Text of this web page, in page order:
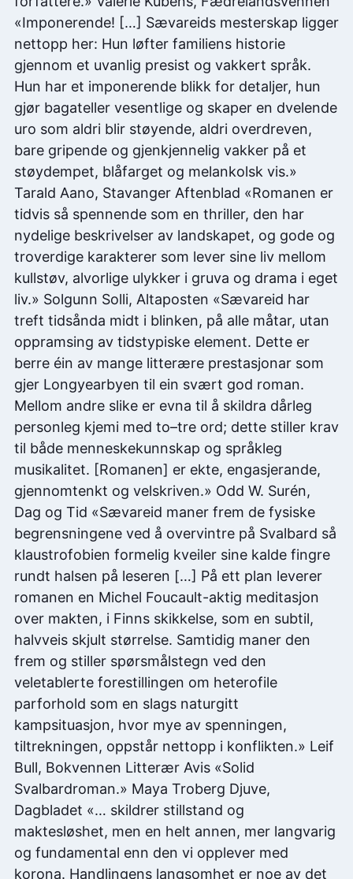
«Imponerende! […] Sævareids mesterskap ligger
nettopp her: Hun løfter familiens historie
gjennom et uvanlig presist og vakkert språk.
Hun har et imponerende blikk for detaljer, hun
gjør bagateller vesentlige og skaper en dvelende
uro som aldri blir støyende, aldri overdreven,
bare gripende og gjenkjennelig vakker på et
støydempet, blåfarget og melankolsk vis.»
Tarald Aano, Stavanger Aftenblad «Romanen er
tidvis så spennende som en thriller, den har
nydelige beskrivelser av landskapet, og gode og
troverdige karakterer som lever sine liv mellom
kullstøv, alvorlige ulykker i gruva og drama i eget
liv.» Solgunn Solli, Altaposten «Sævareid har
treft tidsånda midt i blinken, på alle måtar, utan
oppramsing av tidstypiske element. Dette er
berre éin av mange litterære prestasjonar som
gjer Longyearbyen til ein svært god roman.
Mellom andre slike er evna til å skildra dårleg
personleg kjemi med to–tre ord; dette stiller krav
til både menneskekunnskap og språkleg
musikalitet. [Romanen] er ekte, engasjerande,
gjennomtenkt og velskriven.» Odd W. Surén,
Dag og Tid «Sævareid maner frem de fysiske
begrensningene ved å overvintre på Svalbard så
klaustrofobien formelig kveiler sine kalde fingre
rundt halsen på leseren […] På ett plan leverer
romanen en Michel Foucault-aktig meditasjon
over makten, i Finns skikkelse, som en subtil,
halvveis skjult størrelse. Samtidig maner den
frem og stiller spørsmålstegn ved den
veletablerte forestillingen om heterofile
parforhold som en slags naturgitt
kampsituasjon, hvor mye av spenningen,
tiltrekningen, oppstår nettopp i konflikten.» Leif
Bull, Bokvennen Litterær Avis «Solid
Svalbardroman.» Maya Troberg Djuve,
Dagbladet «… skildrer stillstand og
maktesløshet, men en helt annen, mer langvarig
og fundamental enn den vi opplever med
korona. Handlingens langsomhet er noe av det